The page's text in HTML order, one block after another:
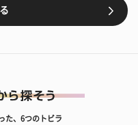
た、6つのトビラ